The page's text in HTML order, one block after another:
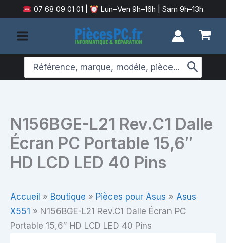
au
contenu
07 68 09 01 01 Lun–Ven 9h–16h | Sam 9h–13h
Search
for:
N156BGE-L21 Rev.C1 Dalle
Écran PC Portable 15,6″
HD LCD LED 40 Pins
Accueil » Boutique » Pièces pour Asus » Asus
X551 » N156BGE-L21 Rev.C1 Dalle Écran PC
Portable 15,6″ HD LCD LED 40 Pins